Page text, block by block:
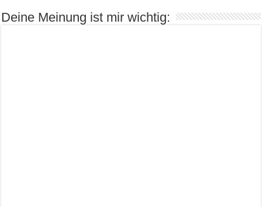
Deine Meinung ist mir wichtig: